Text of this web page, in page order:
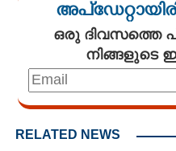
ഒരു ദിവസത്തെ
RELATED NEWS